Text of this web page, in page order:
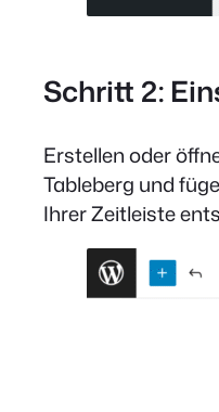
Schritt 2:
Erstellen oder
Tableberg und
Ihrer Zeitleiste